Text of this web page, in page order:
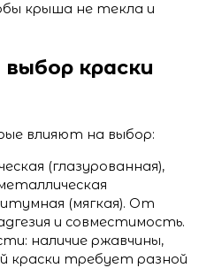
крыша не текла и
краски
влияют на выбор:
(глазурованная),
(мягкая). От
и совместимость.
наличие ржавчины,
краски требует разной